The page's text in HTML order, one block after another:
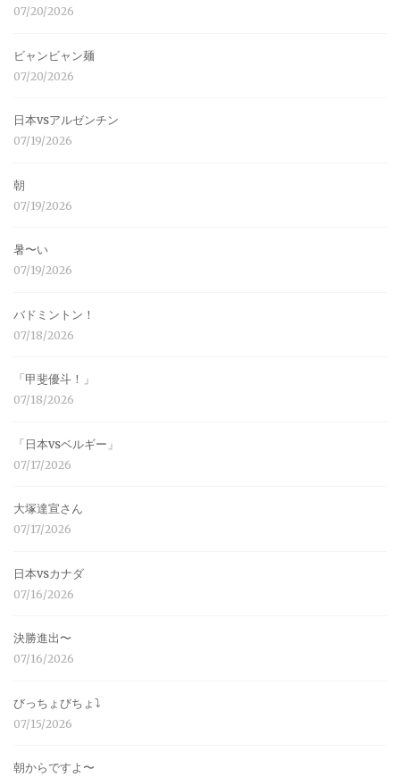
07/20/2026
ビャンビャン麺
07/20/2026
日本vsアルゼンチン
07/19/2026
朝
07/19/2026
暑〜い
07/19/2026
バドミントン！
07/18/2026
「甲斐優斗！」
07/18/2026
「日本vsベルギー」
07/17/2026
大塚達宣さん
07/17/2026
日本vsカナダ
07/16/2026
決勝進出〜
07/16/2026
びっちょびちょ⤵︎
07/15/2026
朝からですよ〜